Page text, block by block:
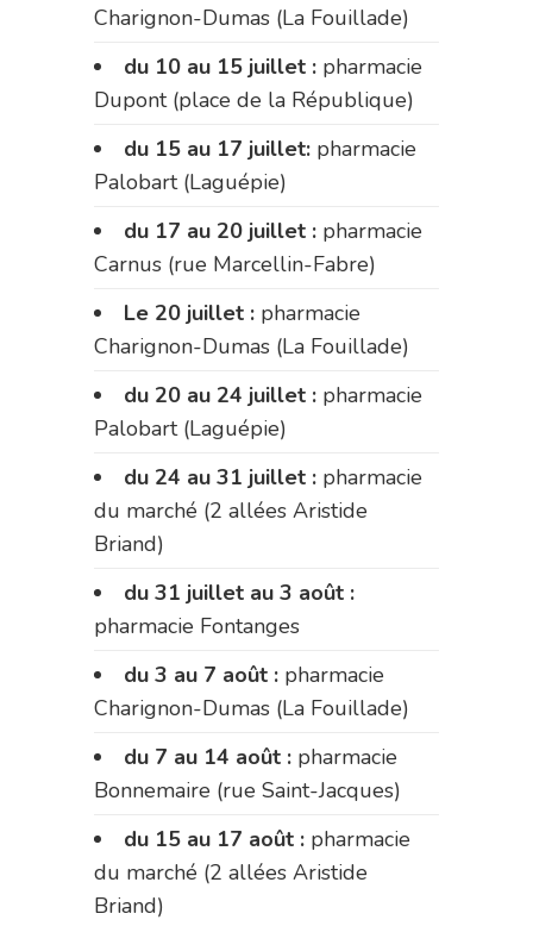
Charignon-Dumas (La Fouillade)
du 10 au 15 juillet : pharmacie
Dupont (place de la République)
du 15 au 17 juillet: pharmacie
Palobart (Laguépie)
du 17 au 20 juillet : pharmacie
Carnus (rue Marcellin-Fabre)
Le 20 juillet : pharmacie
Charignon-Dumas (La Fouillade)
du 20 au 24 juillet : pharmacie
Palobart (Laguépie)
du 24 au 31 juillet : pharmacie
du marché (2 allées Aristide
Briand)
du 31 juillet au 3 août :
pharmacie Fontanges
du 3 au 7 août : pharmacie
Charignon-Dumas (La Fouillade)
du 7 au 14 août : pharmacie
Bonnemaire (rue Saint-Jacques)
du 15 au 17 août : pharmacie
du marché (2 allées Aristide
Briand)